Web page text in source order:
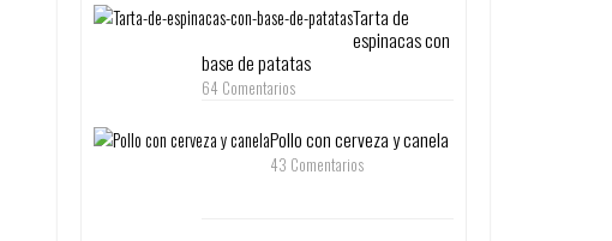
Tarta de
espinacas con
base de patatas
64 Comentarios
Pollo con cerveza y canela
43 Comentarios